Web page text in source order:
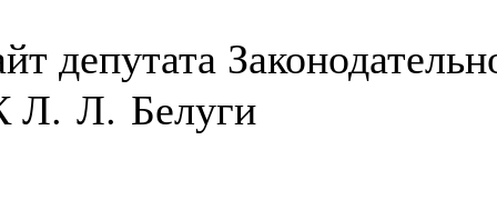
депутата
Л. Л. Белуги